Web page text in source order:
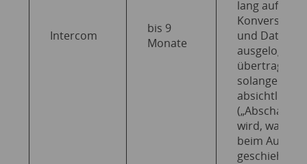
Intercom
bis 9
Monate
lang auf
und Daten
übertragen
solange die
absichtlich
wird, was
beim
geschieht.